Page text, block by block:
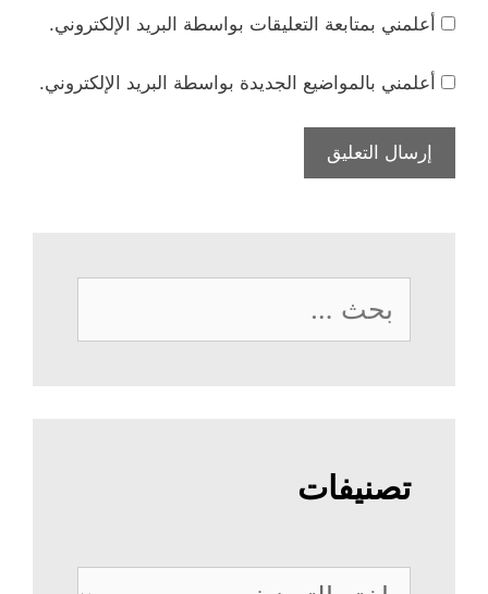
أعلمني بمتابعة التعليقات بواسطة البريد الإلكتروني.
أعلمني بالمواضيع الجديدة بواسطة البريد الإلكتروني.
البحث
عن:
تصنيفات
تصنيفات